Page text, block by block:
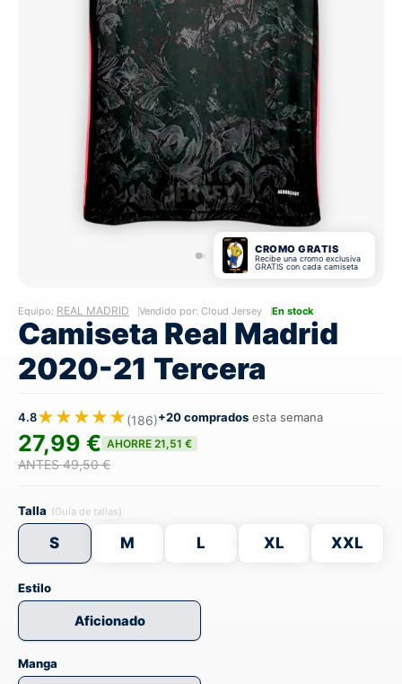
CROMO GRATIS
Recibe una cromo exclusiva
GRATIS con cada camiseta
Equipo: REAL MADRID Vendido por: Cloud Jersey En stock
Camiseta Real Madrid
2020-21 Tercera
4.8★★★★★(186)+20 comprados esta semana
27,99 € AHORRE 21,51 €
ANTES 49,50 €
Talla (Guía de tallas)
S M L XL XXL
Estilo
Aficionado
Manga